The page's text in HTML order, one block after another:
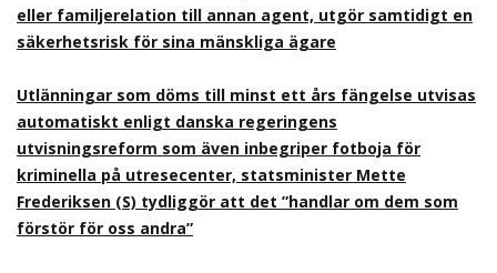
eller familjerelation till annan agent, utgör samtidigt en
säkerhetsrisk för sina mänskliga ägare
Utlänningar som döms till minst ett års fängelse utvisas
automatiskt enligt danska regeringens
utvisningsreform som även inbegriper fotboja för
kriminella på utresecenter, statsminister Mette
Frederiksen (S) tydliggör att det ”handlar om dem som
förstör för oss andra”